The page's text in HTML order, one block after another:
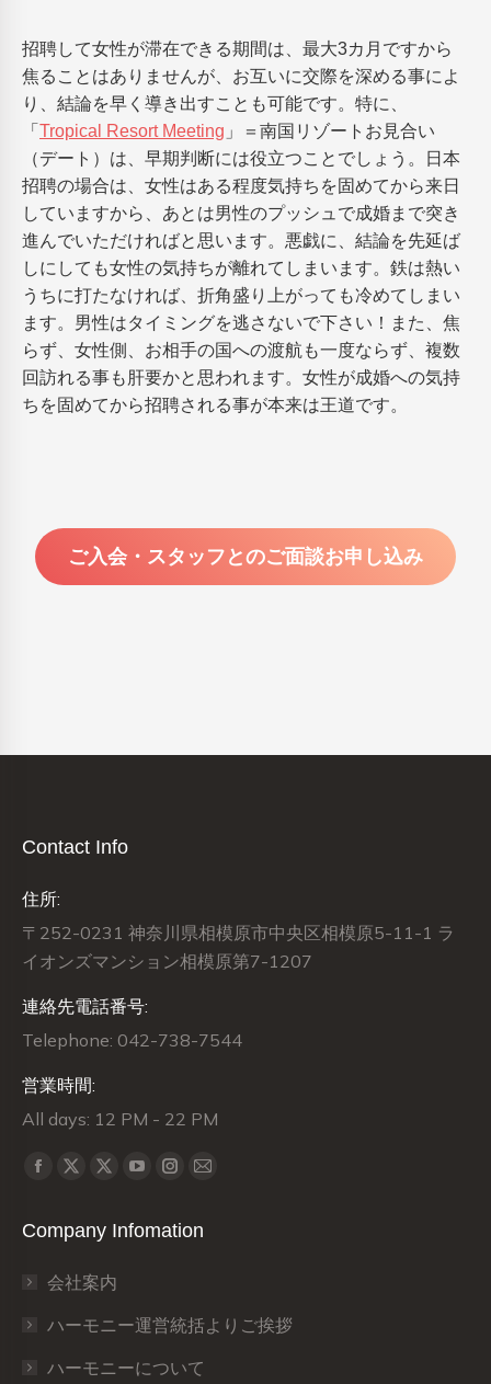
招聘して女性が滞在できる期間は、最大3カ月ですから
焦ることはありませんが、お互いに交際を深める事によ
り、結論を早く導き出すことも可能です。特に、
「 Tropical Resort Meeting 」＝南国リゾートお見合い
（デート）は、早期判断には役立つことでしょう。日本
招聘の場合は、女性はある程度気持ちを固めてから来日
していますから、あとは男性のプッシュで成婚まで突き
進んでいただければと思います。悪戯に、結論を先延ば
しにしても女性の気持ちが離れてしまいます。鉄は熱い
うちに打たなければ、折角盛り上がっても冷めてしまい
ます。男性はタイミングを逃さないで下さい！また、焦
らず、女性側、お相手の国への渡航も一度ならず、複数
回訪れる事も肝要かと思われます。女性が成婚への気持
ちを固めてから招聘される事が本来は王道です。
ご入会・スタッフとのご面談お申し込み
Contact Info
住所:
〒252-0231 神奈川県相模原市中央区相模原5-11-1 ラ
イオンズマンション相模原第7-1207
連絡先電話番号:
Telephone: 042-738-7544
営業時間:
All days: 12 PM - 22 PM
Find us on:
Facebook
opens
new
window
X
opens
new
window
X
opens
new
window
YouTube
opens
window
Instagram
opens
window
Mail
opens
window
Company Infomation
会社案内
ハーモニー運営統括よりご挨拶
ハーモニーについて